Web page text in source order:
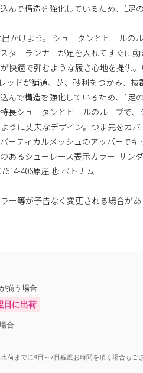
んで構造を強化しているため、1足
かけよう。 シュータンとヒールの
ターランナーが足を入れてすぐに動
快適で弾むような履き心地を提供
ッドが舗道、芝、砂利をつかみ、抜
んで構造を強化しているため、1足
長シュータンとヒールのループで
うに丈夫なデザイン。つま先をカ
ーティカルメッシュのアッパーで
あるシューレース表示カラー: サン
406原産地: ベトナム
ー等が予告なく変更される場合が
揃う場合
日に出荷
合
荷までに4日～7日程度お時間を頂く場合もご